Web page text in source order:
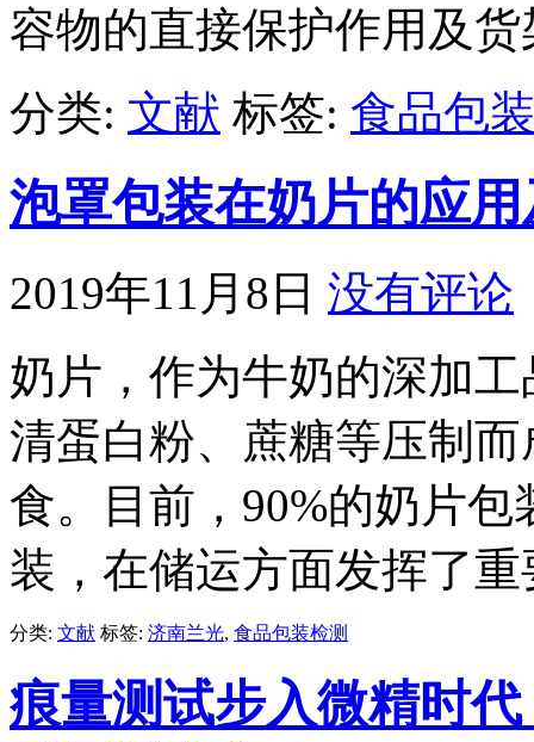
容物的直接保护作用及
分类: 文献 标签: 食品包
泡罩包装在奶片的应
2019年11月8日 没有评论
奶片，作为牛奶的深加
清蛋白粉、蔗糖等压制
食。目前，90%的奶片
装，在储运方面发挥了
分类: 文献 标签: 济南兰光, 食品包装检测
痕量测试步入微精时